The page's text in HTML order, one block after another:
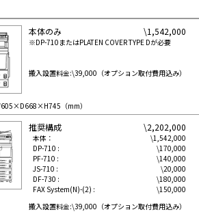
本体のみ \1,542,000
※DP-710またはPLATEN COVER TYPE Dが必要
搬入設置料金:\39,000（オプション取付費用込み）
（mm）
推奨構成 \2,202,000
本体：
\1,542,000
DP-710 :
\170,000
PF-710 :
\140,000
JS-710 :
\20,000
DF-730 :
\180,000
FAX System(N)-(2) :
\150,000
搬入設置料金:\39,000（オプション取付費用込み）